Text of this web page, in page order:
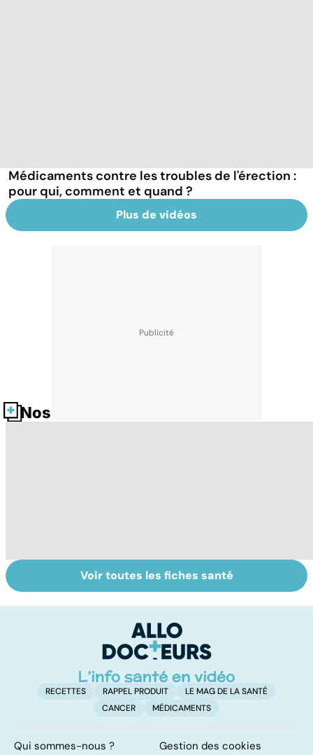
Médicaments contre les troubles de l'érection :
pour qui, comment et quand ?
Plus de vidéos
Nos fiches santé
Troubles anxieux,
une anxiété
Un rhume, ça se
soigne ?
Voir toutes les fiches santé
RECETTES RAPPEL PRODUIT
LE MAG DE LA SANTÉ
CANCER
MÉDICAMENTS
Qui sommes-nous ? Gestion des cookies